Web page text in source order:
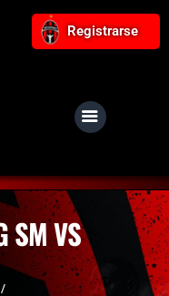
Registrarse
SM VS